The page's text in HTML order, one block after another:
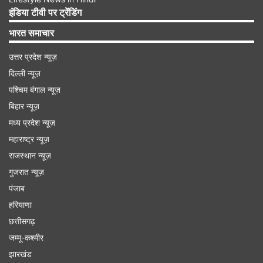
इंडिया टीवी पर ट्रेंडिंग
भारत समाचार
उत्तर प्रदेश न्यूज़
दिल्ली न्यूज़
पश्चिम बंगाल न्यूज़
बिहार न्यूज़
मध्य प्रदेश न्यूज़
महाराष्ट्र न्यूज़
राजस्थान न्यूज़
गुजरात न्यूज़
पंजाब
हरियाणा
छत्तीसगढ़
जम्मू-कश्मीर
झारखंड